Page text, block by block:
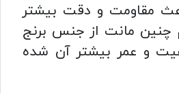
مقاومت و دقت بیشتر
چنین مانت از جنس برنج
و عمر بیشتر آن شده